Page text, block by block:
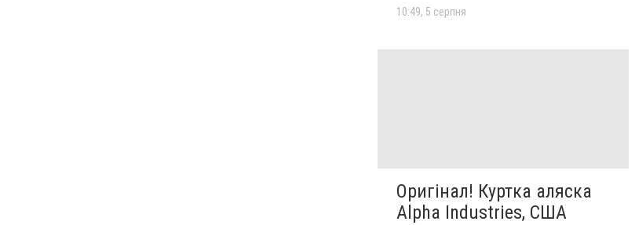
10:49, 5 серпня
Оригінал! Куртка аляска
Alpha Industries, США